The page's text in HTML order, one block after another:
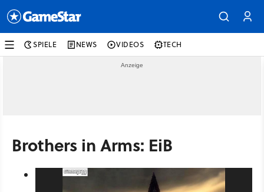
SPIELE NEWS VIDEOS TECH
Brothers in Arms: EiB